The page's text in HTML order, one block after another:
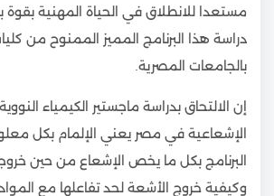
مستعدا للانطلاق في الحياة المهنية بقوة
دراسة هذا البرنامج المميز الممنوح من
بالجامعات المصرية.
إن الالتحاق بدراسة ماجستير الكيمياء النووية
الإشعاعية في مصر يعني الإلمام بكل
البرنامج بكل ما يخص الإشعاع من حين
وكيفية خروج الأشعة لحد تفاعلها مع المواد